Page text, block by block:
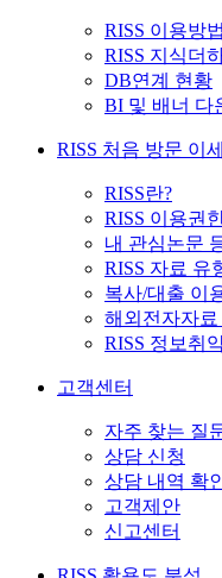
RISS 이용방법
RISS 지식더
DB연계 현황
BI 및 배너 다
RISS 처음 방문 이
RISS란?
RISS 이용권
내 관심논문
RISS 자료 유
복사/대출 이
해외전자자료
RISS 정보취
고객센터
자주 찾는 질
상담 신청
상담 내역 확
고객제안
신고센터